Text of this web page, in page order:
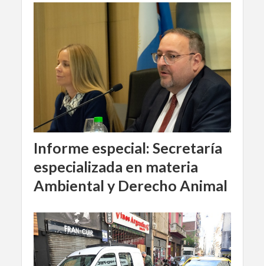
Informe especial: Secretaría
especializada en materia
Ambiental y Derecho Animal